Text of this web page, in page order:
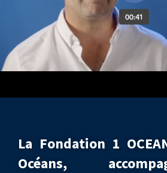
La Fondation 1
Océans,